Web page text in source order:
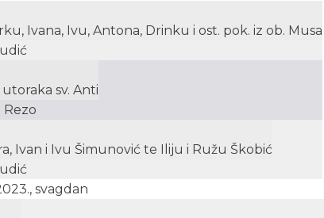
Ivana, Ivu, Antona, Drinku i ost. pok. iz ob. Musa
sv. Anti
Rezo
Ivan i Ivu Šimunović te Iliju i Ružu Škobić
svagdan